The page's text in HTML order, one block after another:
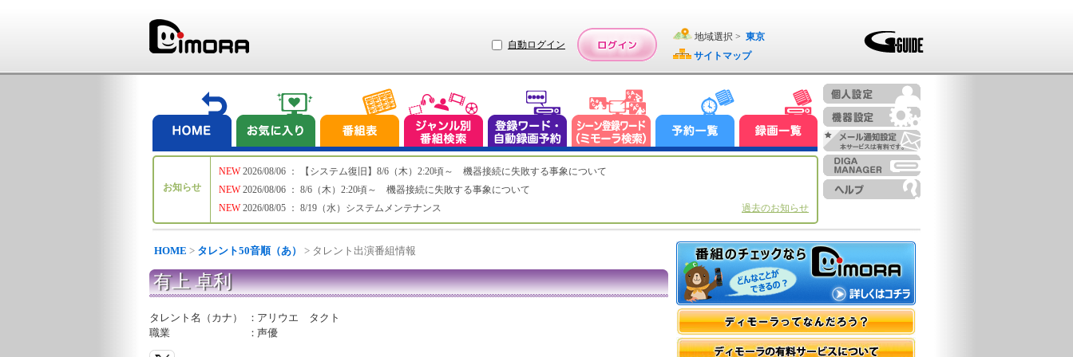
自動ログイン
地域選択 > 東京
サイトマップ
お知らせ
NEW
NEW
NEW
2026/08/06 ： 【システム復旧】8/6（木）2:20頃～ 機器接続に失敗する事象について
2026/08/06 ： 8/6（木）2:20頃～ 機器接続に失敗する事象について
2026/08/05 ： 8/19（水）システムメンテナンス
過去のお知らせ
HOME > タレント50音順（あ） > タレント出演番組情報
有上 卓利
タレント名（カナ） ： アリウエ タクト
職業
：声優